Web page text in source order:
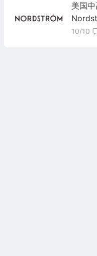
美国
10/10